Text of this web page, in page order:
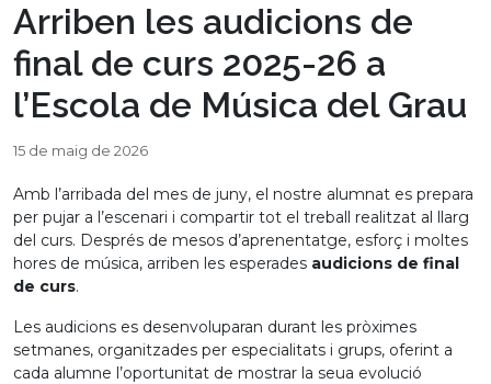
Arriben les audicions de
final de curs 2025-26 a
l’Escola de Música del Grau
15 de maig de 2026
Amb l’arribada del mes de juny, el nostre alumnat es prepara
per pujar a l’escenari i compartir tot el treball realitzat al llarg
del curs. Després de mesos d’aprenentatge, esforç i moltes
hores de música, arriben les esperades audicions de final
de curs.
Les audicions es desenvoluparan durant les pròximes
setmanes, organitzades per especialitats i grups, oferint a
cada alumne l’oportunitat de mostrar la seua evolució